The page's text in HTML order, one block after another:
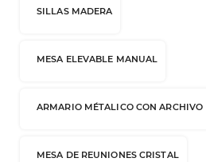
SILLAS MADERA
MESA ELEVABLE MANUAL
ARMARIO MÉTALICO CON ARCHIVO
MESA DE REUNIONES CRISTAL